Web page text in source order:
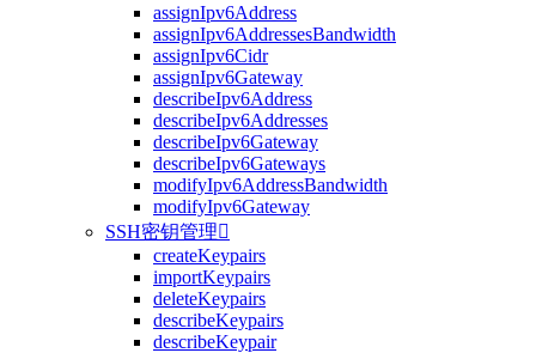
assignIpv6Address
assignIpv6AddressesBandwidth
assignIpv6Cidr
assignIpv6Gateway
describeIpv6Address
describeIpv6Addresses
describeIpv6Gateway
describeIpv6Gateways
modifyIpv6AddressBandwidth
modifyIpv6Gateway
SSH密钥管理
createKeypairs
importKeypairs
deleteKeypairs
describeKeypairs
describeKeypair